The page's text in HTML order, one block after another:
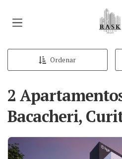
Ordenar
2
Bacacheri,